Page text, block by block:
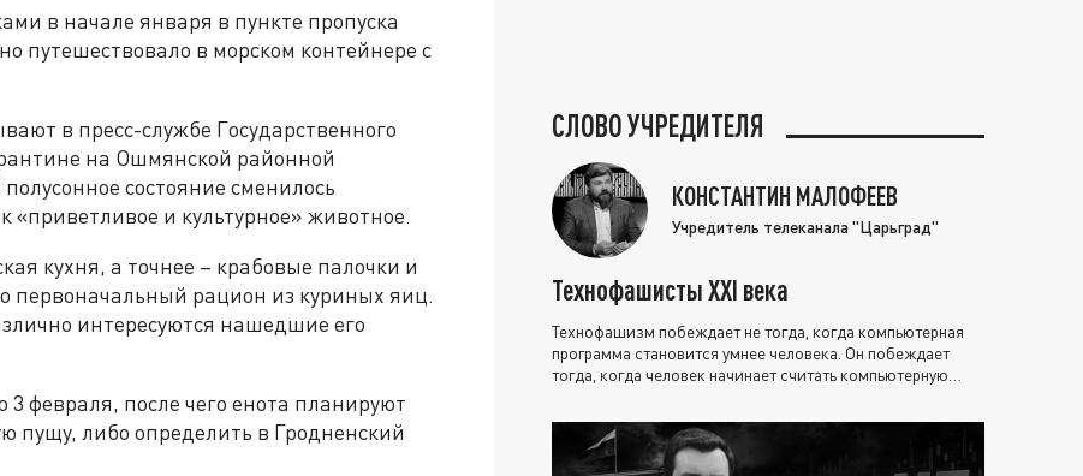
в начале января в пункте пропуска
путешествовало в морском контейнере с
в пресс-службе Государственного
на Ошмянской районной
состояние сменилось
«приветливое и культурное» животное.
кухня, а точнее – крабовые палочки и
первоначальный рацион из куриных яиц.
интересуются нашедшие его
февраля, после чего енота планируют
пущу, либо определить в Гродненский
СЛОВО УЧРЕДИТЕЛЯ
КОНСТАНТИН МАЛОФЕЕВ
Учредитель телеканала "Царьград"
Технофашисты XXI века
Технофашизм побеждает не тогда, когда компьютерная
программа становится умнее человека. Он побеждает
тогда, когда человек начинает считать компьютерную